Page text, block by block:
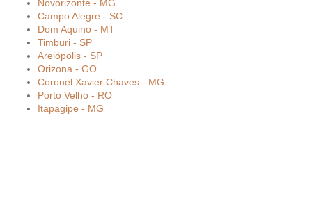
Novorizonte - MG
Campo Alegre - SC
Dom Aquino - MT
Timburi - SP
Areiópolis - SP
Orizona - GO
Coronel Xavier Chaves - MG
Porto Velho - RO
Itapagipe - MG